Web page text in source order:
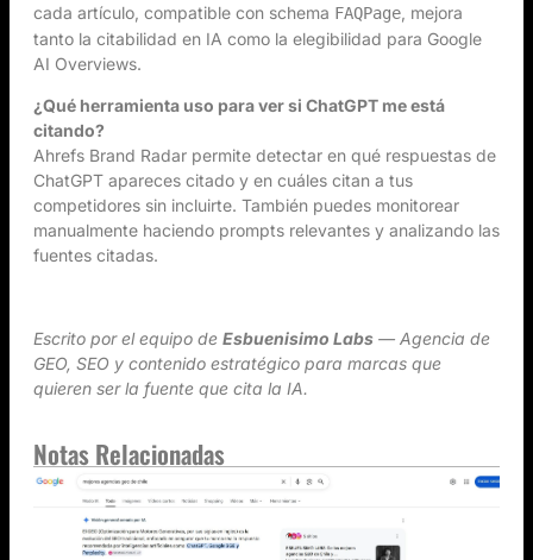
cada artículo, compatible con schema FAQPage , mejora
tanto la citabilidad en IA como la elegibilidad para Google
AI Overviews.
¿Qué herramienta uso para ver si ChatGPT me está
citando?
Ahrefs Brand Radar permite detectar en qué respuestas de
ChatGPT apareces citado y en cuáles citan a tus
competidores sin incluirte. También puedes monitorear
manualmente haciendo prompts relevantes y analizando las
fuentes citadas.
Escrito por el equipo de Esbuenisimo Labs — Agencia de
GEO, SEO y contenido estratégico para marcas que
quieren ser la fuente que cita la IA.
Notas Relacionadas